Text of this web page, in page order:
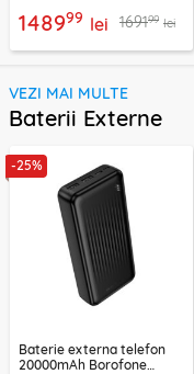
148999 lei 169199 lei
VEZI MAI MULTE
Baterii Externe
-25%
Baterie externa telefon
20000mAh Borofone